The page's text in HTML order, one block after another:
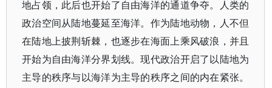
地占领，此后也开始了自由海洋的通道争夺。人类的
政治空间从陆地蔓延至海洋。作为陆地动物，人不但
在陆地上披荆斩棘，也逐步在海面上乘风破浪，并且
开始为自由海洋分界划线。现代政治开启了以陆地为
主导的秩序与以海洋为主导的秩序之间的内在紧张。